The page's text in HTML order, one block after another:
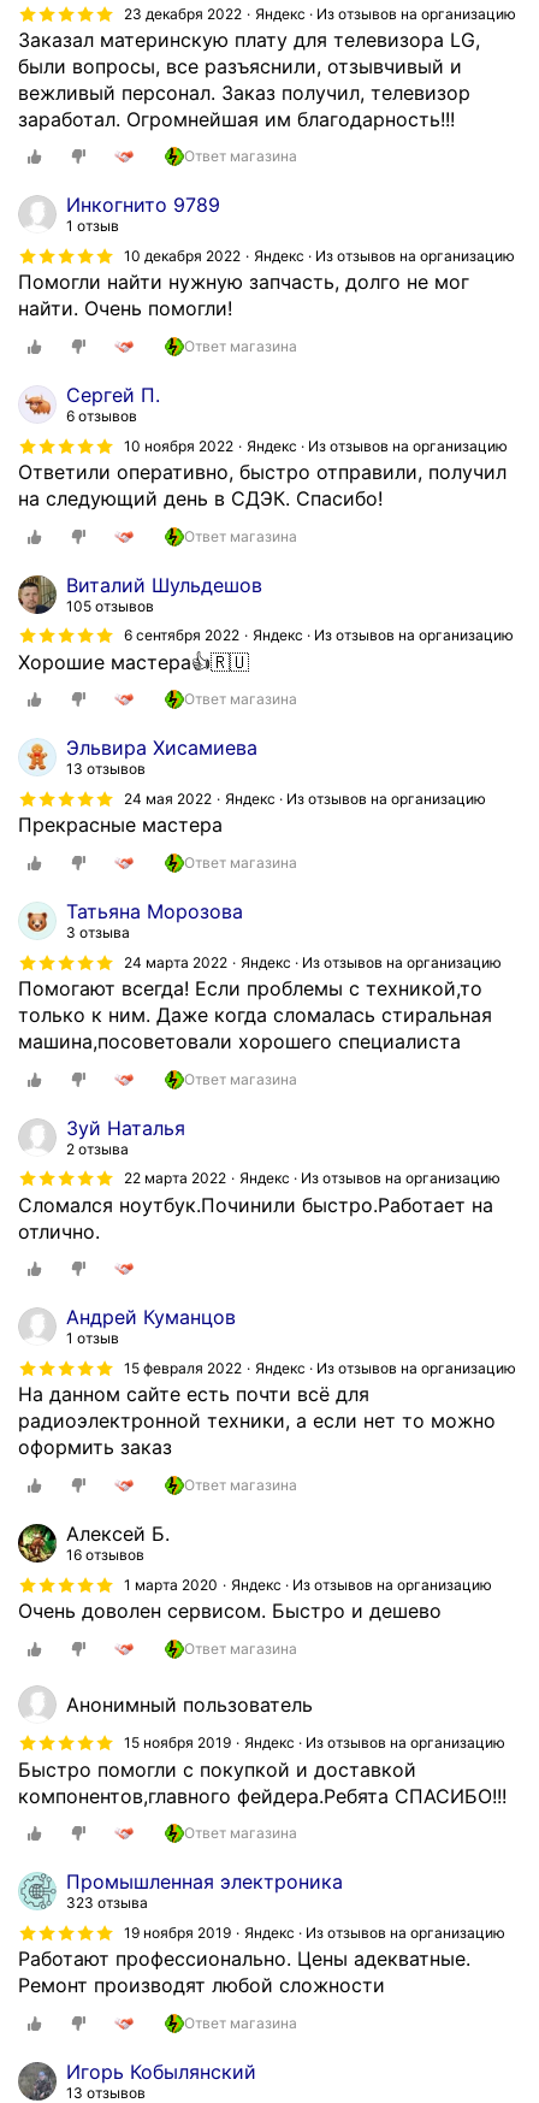
23 декабря 2022 Яндекс · Из отзывов на организацию
Заказал материнскую плату для телевизора LG,
были вопросы, все разъяснили, отзывчивый и
вежливый персонал. Заказ получил, телевизор
заработал. Огромнейшая им благодарность!!!
Ответ магазина
Инкогнито 9789
1 отзыв
10 декабря 2022
Яндекс · Из отзывов на организацию
Помогли найти нужную запчасть, долго не мог
найти. Очень помогли!
Ответ магазина
Сергей П.
6 отзывов
10 ноября 2022
Яндекс · Из отзывов на организацию
Ответили оперативно, быстро отправили, получил
на следующий день в СДЭК. Спасибо!
Ответ магазина
Виталий Шульдешов
105 отзывов
6 сентября 2022
Яндекс · Из отзывов на организацию
Хорошие мастера👍🇷🇺
Ответ магазина
Эльвира Хисамиева
13 отзывов
24 мая 2022
Яндекс · Из отзывов на организацию
Прекрасные мастера
Ответ магазина
Татьяна Морозова
3 отзыва
24 марта 2022
Яндекс · Из отзывов на организацию
Помогают всегда! Если проблемы с техникой,то
только к ним. Даже когда сломалась стиральная
машина,посоветовали хорошего специалиста
Ответ магазина
Зуй Наталья
2 отзыва
22 марта 2022
Яндекс · Из отзывов на организацию
Сломался ноутбук.Починили быстро.Работает на
отлично.
Андрей Куманцов
1 отзыв
15 февраля 2022
Яндекс · Из отзывов на организацию
На данном сайте есть почти всё для
радиоэлектронной техники, а если нет то можно
оформить заказ
Ответ магазина
Алексей Б.
16 отзывов
1 марта 2020
Яндекс · Из отзывов на организацию
Очень доволен сервисом. Быстро и дешево
Ответ магазина
Анонимный пользователь
15 ноября 2019 Яндекс · Из отзывов на организацию
Быстро помогли с покупкой и доставкой
компонентов,главного фейдера.Ребята СПАСИБО!!!
Ответ магазина
Промышленная электроника
323 отзыва
19 ноября 2019
Яндекс · Из отзывов на организацию
Работают профессионально. Цены адекватные.
Ремонт производят любой сложности
Ответ магазина
Игорь Кобылянский
13 отзывов